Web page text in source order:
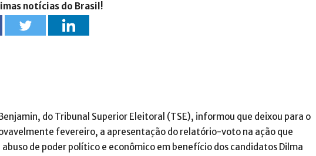
notícias do Brasil!
do Tribunal Superior Eleitoral (TSE), informou que deixou para o
fevereiro, a apresentação do relatório-voto na ação que
de poder político e econômico em benefício dos candidatos Dilma